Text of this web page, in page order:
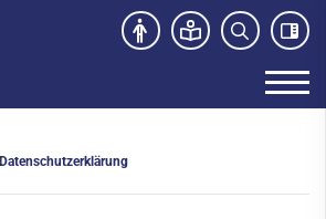
Datenschutzerklärung